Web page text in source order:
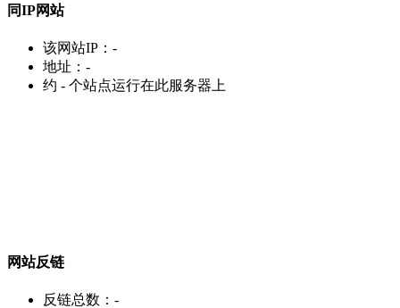
同IP网站
该网站IP： -
地址： -
约 - 个站点运行在此服务器上
网站反链
反链总数： -